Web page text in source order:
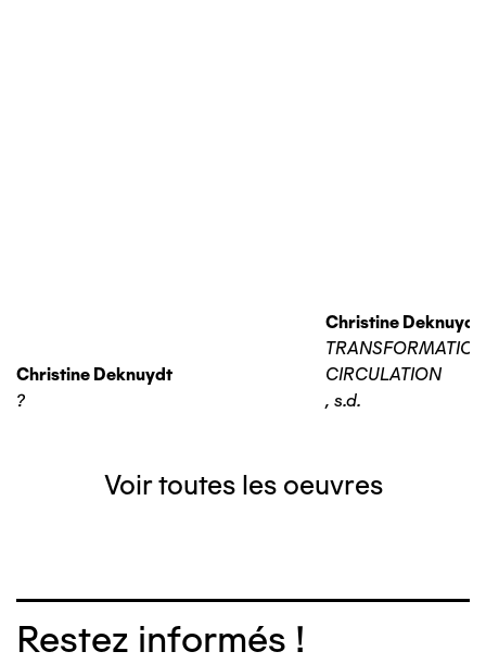
Christine Deknuydt
?
Christine Deknuydt
TRANSFORMATION
CIRCULATION
, s.d.
Voir toutes les oeuvres
Restez informés !